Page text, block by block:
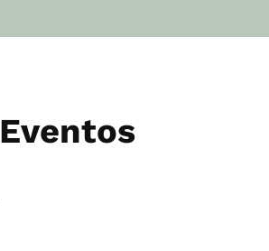
Eventos